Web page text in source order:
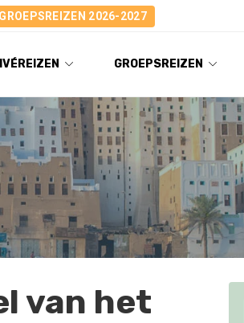
GROEPSREIZEN 2026-2027
GROEPSREIZEN
van het